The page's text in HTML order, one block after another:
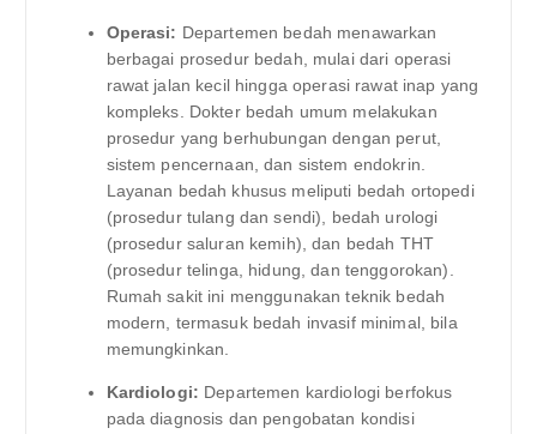
Operasi: Departemen bedah menawarkan
berbagai prosedur bedah, mulai dari operasi
rawat jalan kecil hingga operasi rawat inap yang
kompleks. Dokter bedah umum melakukan
prosedur yang berhubungan dengan perut,
sistem pencernaan, dan sistem endokrin.
Layanan bedah khusus meliputi bedah ortopedi
(prosedur tulang dan sendi), bedah urologi
(prosedur saluran kemih), dan bedah THT
(prosedur telinga, hidung, dan tenggorokan).
Rumah sakit ini menggunakan teknik bedah
modern, termasuk bedah invasif minimal, bila
memungkinkan.
Kardiologi: Departemen kardiologi berfokus
pada diagnosis dan pengobatan kondisi